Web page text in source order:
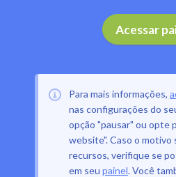
Acessar
Para mais informações,
nas configurações do
opção "pausar" ou opte
website". Caso o motivo
recursos, verifique se
em seu painel. Você